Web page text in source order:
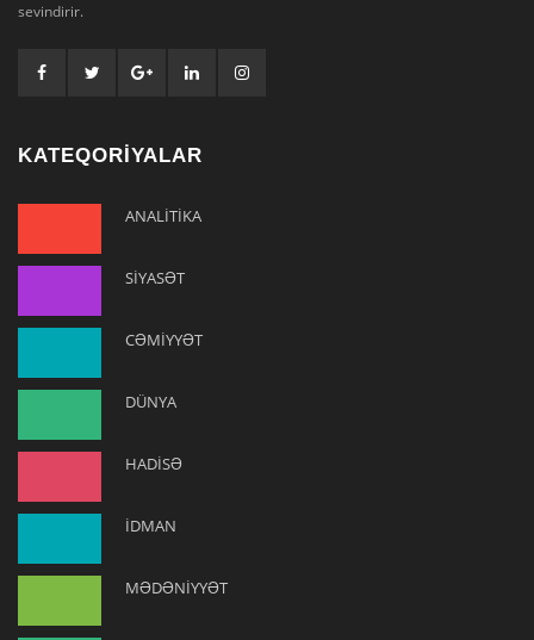
sevindirir.
KATEQORİYALAR
ANALİTİKA
SİYASƏT
CƏMİYYƏT
DÜNYA
HADİSƏ
İDMAN
MƏDƏNİYYƏT